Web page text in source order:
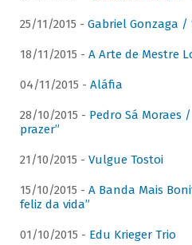
25/11/2015 - Gabriel Gonzaga /
18/11/2015 - A Arte de Mestre
04/11/2015 - Aláfia
28/10/2015 - Pedro Sá Moraes
prazer”
21/10/2015 - Vulgue Tostoi
15/10/2015 - A Banda Mais
feliz da vida”
01/10/2015 - Edu Krieger Trio